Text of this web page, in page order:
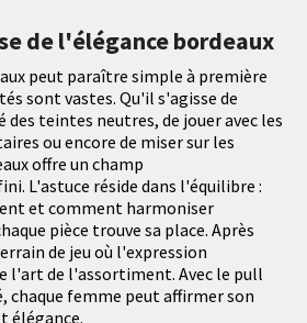
de l'élégance bordeaux
peut paraître simple à première
sont vastes. Qu'il s'agisse de
teintes neutres, de jouer avec les
ou encore de miser sur les
offre un champ
L'astuce réside dans l'équilibre :
et comment harmoniser
pièce trouve sa place. Après
de jeu où l'expression
l'art de l'assortiment. Avec le pull
chaque femme peut affirmer son
élégance.